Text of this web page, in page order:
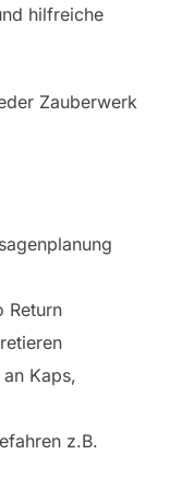
hilfreiche
Zauberwerk
Return
Kaps,
z.B.